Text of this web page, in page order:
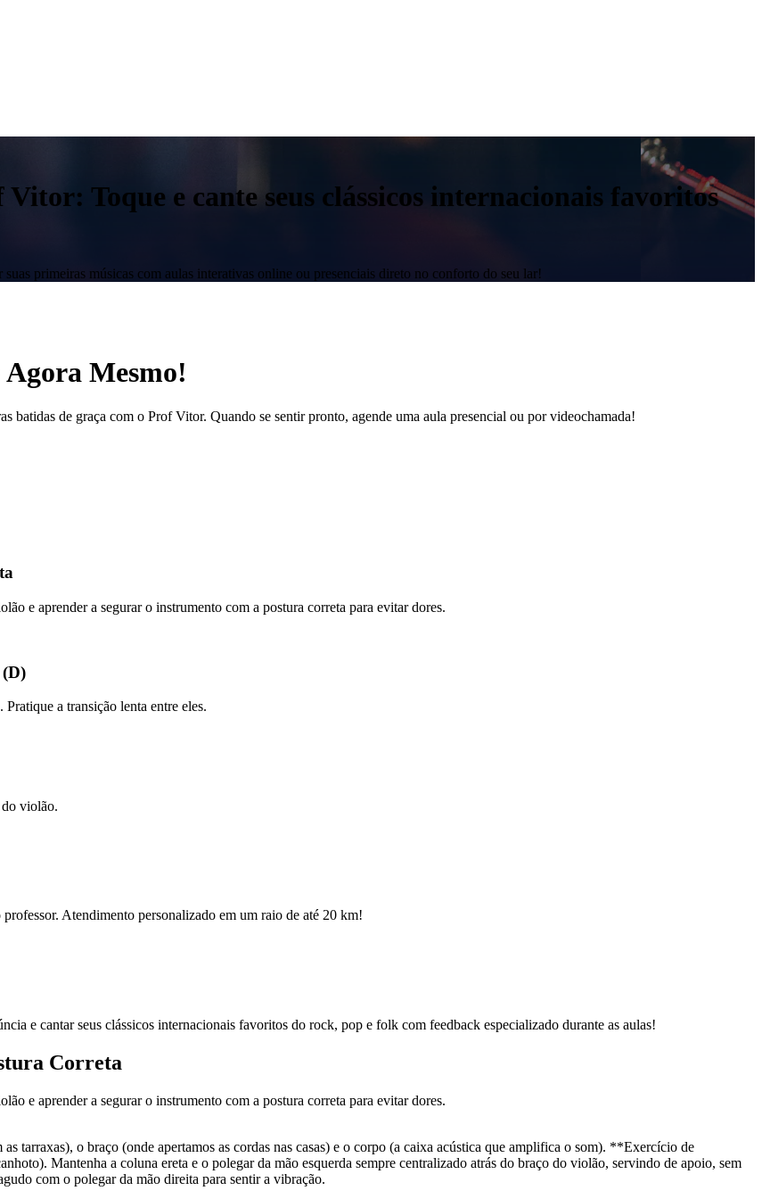
Toque e cante seus clássicos internacionais favoritos
primeiras músicas com aulas interativas online ou presenciais direto no conforto do seu lar!
Agora Mesmo!
batidas de graça com o Prof Vitor. Quando se sentir pronto, agende uma aula presencial ou por videochamada!
e aprender a segurar o instrumento com a postura correta para evitar dores.
a transição lenta entre eles.
do violão.
Atendimento personalizado em um raio de até 20 km!
e cantar seus clássicos internacionais favoritos do rock, pop e folk com feedback especializado durante as aulas!
Correta
e aprender a segurar o instrumento com a postura correta para evitar dores.
tarraxas), o braço (onde apertamos as cordas nas casas) e o corpo (a caixa acústica que amplifica o som). **Exercício de
Mantenha a coluna ereta e o polegar da mão esquerda sempre centralizado atrás do braço do violão, servindo de apoio, sem
com o polegar da mão direita para sentir a vibração.